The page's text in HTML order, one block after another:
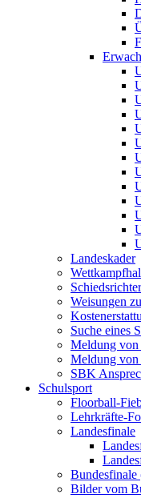
Landeskader
Weisungen
Suche eines
Meldung von
Meldung von
SBK
Schulsport
Floorball-
Lehrkräfte-
Landesfinale
Bilder vom